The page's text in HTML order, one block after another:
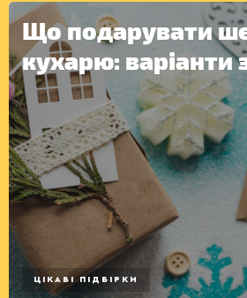
КОНСЕРВАЦІЯ
Що подарувати
кухарю: варіанти
ЦІКАВІ ПІДБІРКИ